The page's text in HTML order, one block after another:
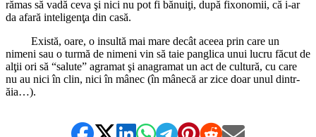
rămas să vadă ceva şi nici nu pot fi bănuiţi, după fixonomii, că i-ar
da afară inteligenţa din casă.
Există, oare, o insultă mai mare decât aceea prin care un
nimeni sau o turmă de nimeni vin să taie panglica unui lucru făcut de
alţii ori să “salute” agramat şi anagramat un act de cultură, cu care
nu au nici în clin, nici în mânec (în mânecă ar zice doar unul dintr-
ăia…).